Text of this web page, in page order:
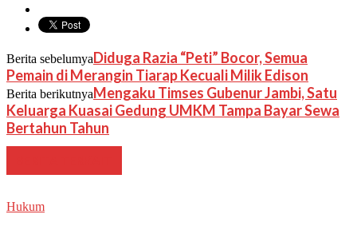
Berita sebelumyaDiduga Razia “Peti” Bocor, Semua
Pemain di Merangin Tiarap Kecuali Milik Edison
Berita berikutnyaMengaku Timses Gubenur Jambi, Satu
Keluarga Kuasai Gedung UMKM Tampa Bayar Sewa
Bertahun Tahun
Hukum